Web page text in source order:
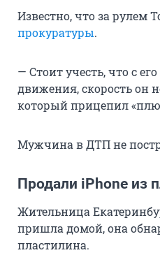
Известно, что за рулем
прокуратуры.
— Стоит учесть, что с
движения, скорость он
который прицепил
Мужчина в ДТП не
Продали iPhone из
Жительница
пришла домой, она
пластилина.